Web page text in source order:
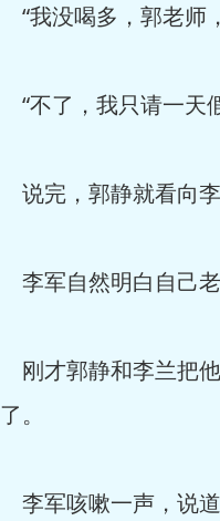
“我没喝多，郭老师
“不了，我只请一天
说完，郭静就看向李
李军自然明白自己老
刚才郭静和李兰把
了。
李军咳嗽一声，说